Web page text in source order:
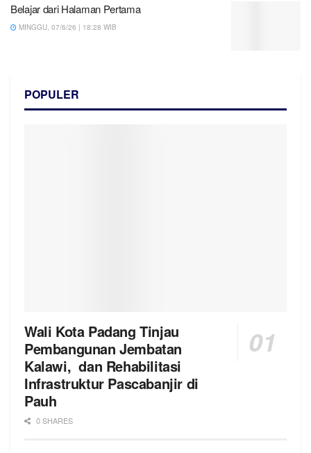
Belajar dari Halaman Pertama
MINGGU, 07/6/26 | 18:28 WIB
POPULER
Wali Kota Padang Tinjau
Pembangunan Jembatan
Kalawi, dan Rehabilitasi
Infrastruktur Pascabanjir di
Pauh
0 SHARES